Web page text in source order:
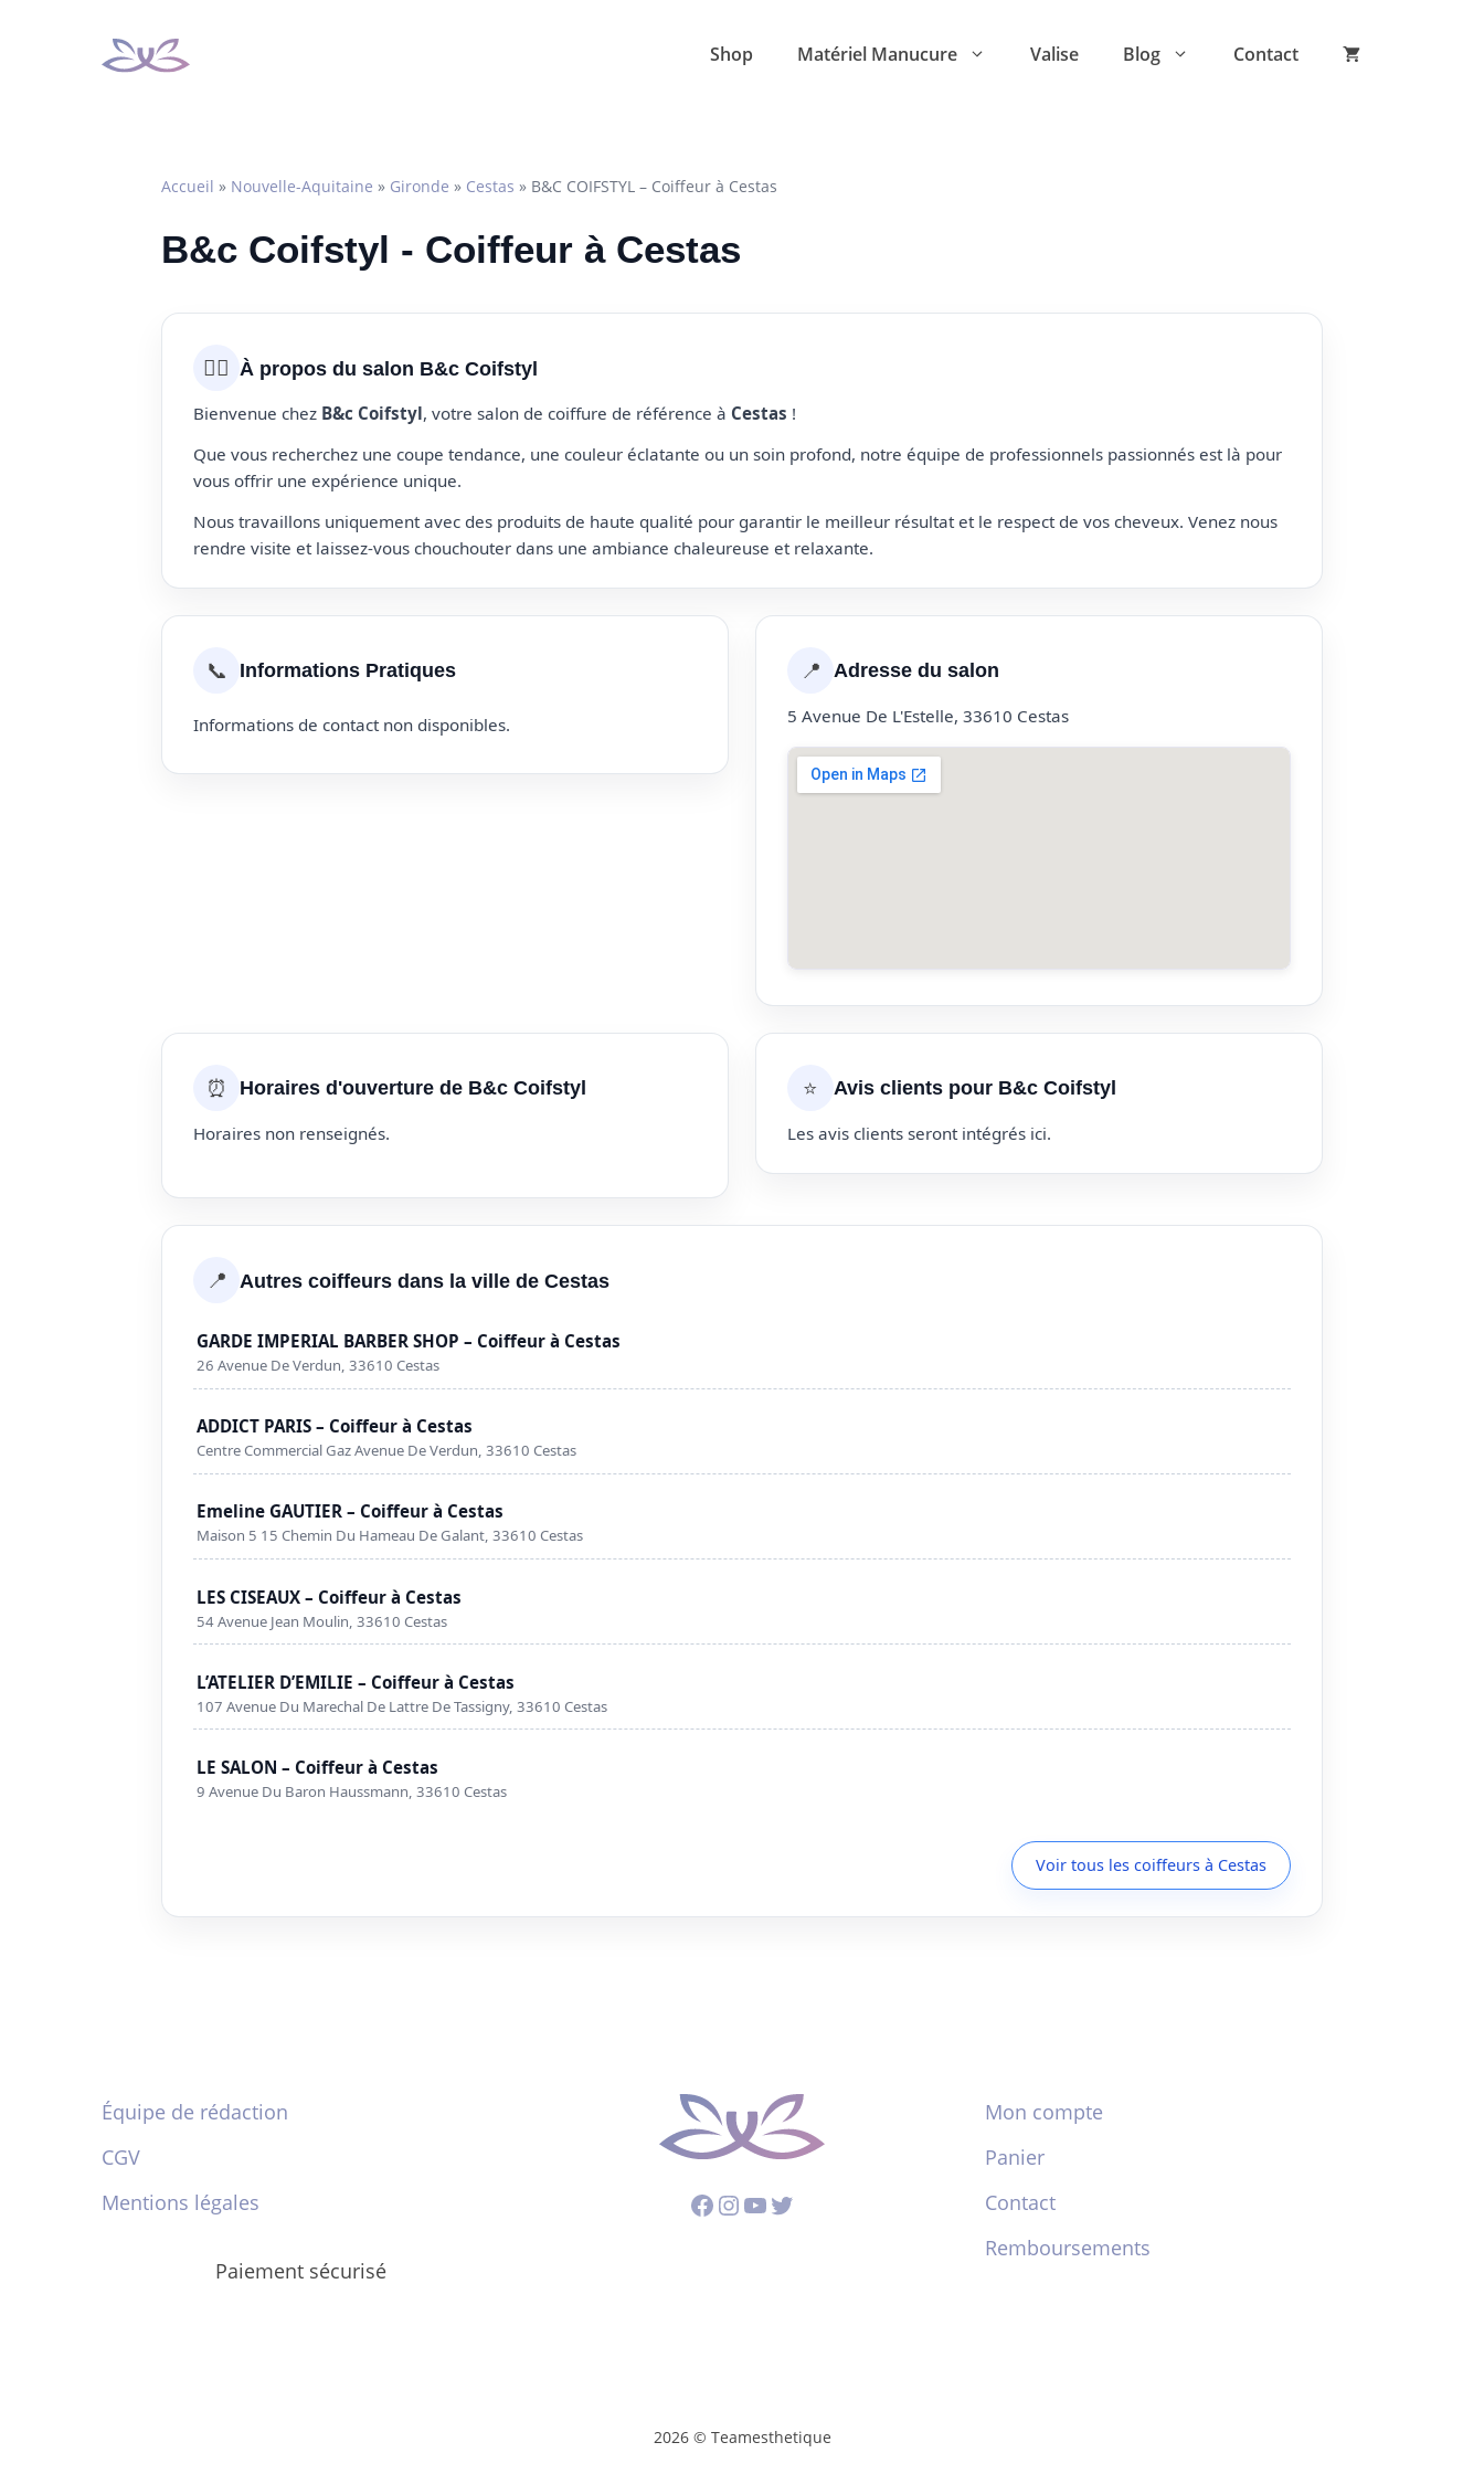
Shop Matériel Manucure Valise Blog Contact
Accueil » Nouvelle-Aquitaine » Gironde » Cestas » B&C COIFSTYL – Coiffeur à Cestas
B&c Coifstyl - Coiffeur à Cestas
💇‍♀️ À propos du salon B&c Coifstyl
Bienvenue chez B&c Coifstyl, votre salon de coiffure de référence à Cestas !
Que vous recherchez une coupe tendance, une couleur éclatante ou un soin profond, notre équipe de professionnels passionnés est là pour
vous offrir une expérience unique.
Nous travaillons uniquement avec des produits de haute qualité pour garantir le meilleur résultat et le respect de vos cheveux. Venez nous
rendre visite et laissez-vous chouchouter dans une ambiance chaleureuse et relaxante.
📞 Informations Pratiques
Informations de contact non disponibles.
📍 Adresse du salon
5 Avenue De L'Estelle, 33610 Cestas
⏰ Horaires d'ouverture de B&c Coifstyl
Horaires non renseignés.
⭐ Avis clients pour B&c Coifstyl
Les avis clients seront intégrés ici.
📍 Autres coiffeurs dans la ville de Cestas
GARDE IMPERIAL BARBER SHOP – Coiffeur à Cestas
26 Avenue De Verdun, 33610 Cestas
ADDICT PARIS – Coiffeur à Cestas
Centre Commercial Gaz Avenue De Verdun, 33610 Cestas
Emeline GAUTIER – Coiffeur à Cestas
Maison 5 15 Chemin Du Hameau De Galant, 33610 Cestas
LES CISEAUX – Coiffeur à Cestas
54 Avenue Jean Moulin, 33610 Cestas
L’ATELIER D’EMILIE – Coiffeur à Cestas
107 Avenue Du Marechal De Lattre De Tassigny, 33610 Cestas
LE SALON – Coiffeur à Cestas
9 Avenue Du Baron Haussmann, 33610 Cestas
Voir tous les coiffeurs à Cestas
Équipe de rédaction
CGV
Mentions légales
Paiement sécurisé
Facebook
Instagram
YouTube
Twitter
Mon compte
Panier
Contact
Remboursements
2026 © Teamesthetique